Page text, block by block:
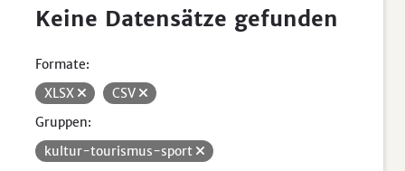
Keine Datensätze gefunden
Formate:
XLSX
CSV
Gruppen:
kultur-tourismus-sport